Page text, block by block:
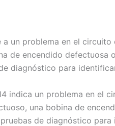
un problema en el
de encendido
diagnóstico para
indica un problema en el
una bobina de
de diagnóstico